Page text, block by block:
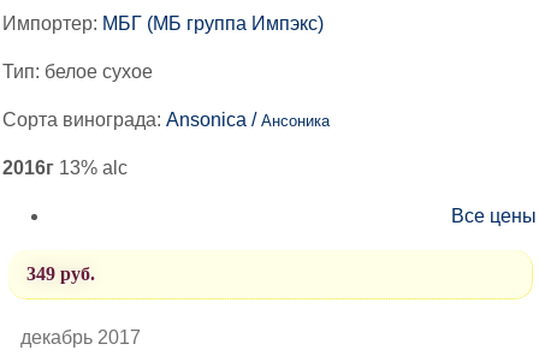
Импортер: МБГ (МБ группа Импэкс)
Тип: белое сухое
Сорта винограда: Ansonica / Ансоника
2016г 13% alc
Все цены
349 руб.
декабрь 2017